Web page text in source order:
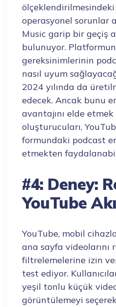
operasyonel sorunlar
Music garip bir geçiş
bulunuyor.
gereksinimlerinin
nasıl uyum
2024 yılında da
edecek. Ancak bunu
avantajını elde
oluşturucuları,
formundaki podcast
etmekten
#4: Deney:
YouTube
YouTube, mobil
ana sayfa videolarını
filtrelemelerine izin
test ediyor.
yeşil tonlu küçük
görüntülemeyi